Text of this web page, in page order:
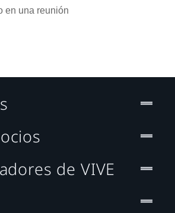
en una reunión
de VIVE